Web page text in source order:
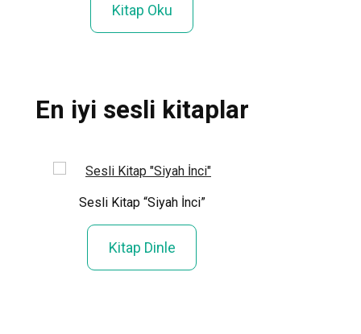
Kitap Oku
En iyi sesli kitaplar
Sesli Kitap “Siyah İnci”
Kitap Dinle